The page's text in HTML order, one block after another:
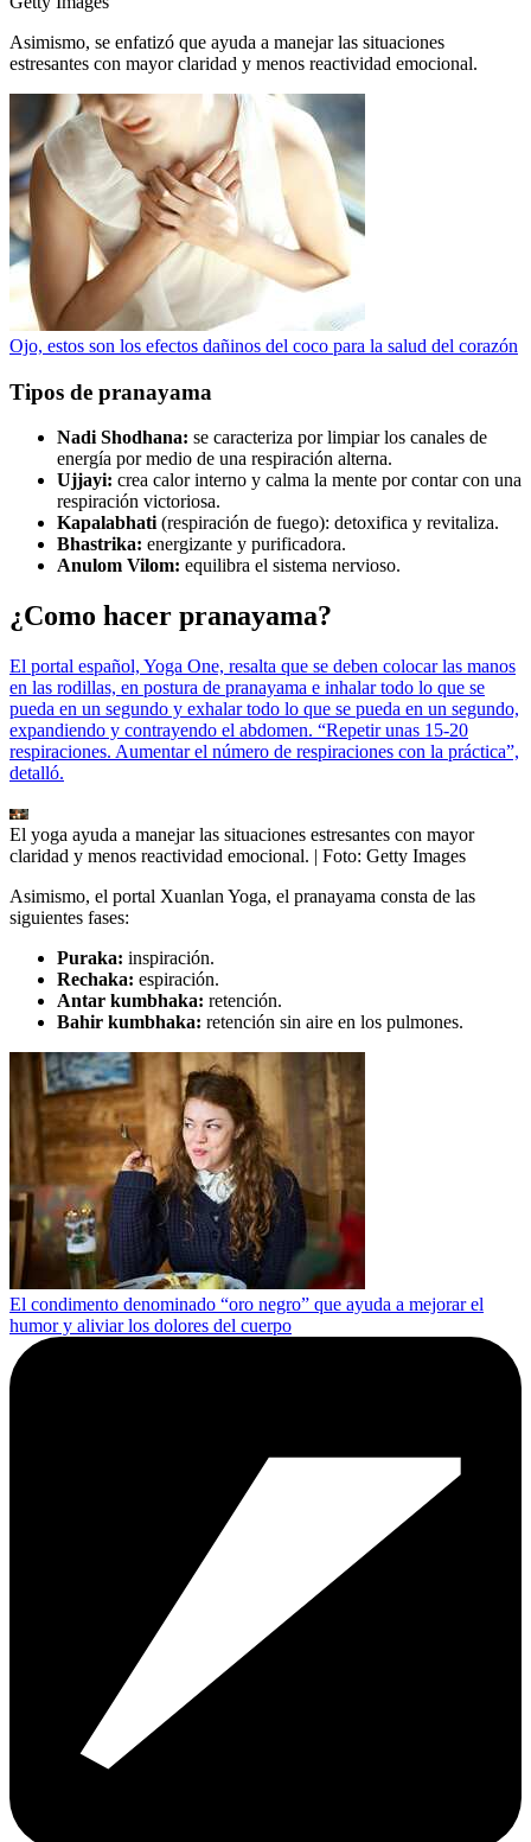
Asimismo, se enfatizó que ayuda a manejar las situaciones
estresantes con mayor claridad y menos reactividad emocional.
Ojo, estos son los efectos dañinos del coco para la salud del corazón
Tipos de pranayama
Nadi Shodhana: se caracteriza por limpiar los canales de
energía por medio de una respiración alterna.
Ujjayi: crea calor interno y calma la mente por contar con una
respiración victoriosa.
Kapalabhati (respiración de fuego): detoxifica y revitaliza.
Bhastrika: energizante y purificadora.
Anulom Vilom: equilibra el sistema nervioso.
¿Como hacer pranayama?
El portal español, Yoga One, resalta que se deben colocar las manos
en las rodillas, en postura de pranayama e inhalar todo lo que se
pueda en un segundo y exhalar todo lo que se pueda en un segundo,
expandiendo y contrayendo el abdomen. “Repetir unas 15-20
respiraciones. Aumentar el número de respiraciones con la práctica”,
detalló.
El yoga ayuda a manejar las situaciones estresantes con mayor
claridad y menos reactividad emocional. | Foto: Getty Images
Asimismo, el portal Xuanlan Yoga, el pranayama consta de las
siguientes fases:
Puraka: inspiración.
Rechaka: espiración.
Antar kumbhaka: retención.
Bahir kumbhaka: retención sin aire en los pulmones.
El condimento denominado “oro negro” que ayuda a mejorar el
humor y aliviar los dolores del cuerpo